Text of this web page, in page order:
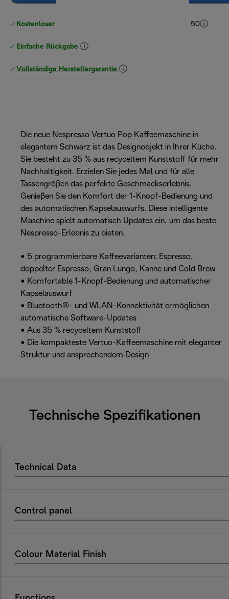
Kostenloser Versand ab einem Einkaufswert von CHF 50
Einfache Rückgabe
Vollständige Herstellergarantie
Die neue Nespresso Vertuo Pop Kaffeemaschine in
elegantem Schwarz ist das Designobjekt in Ihrer Küche.
Sie besteht zu 35 % aus recyceltem Kunststoff für mehr
Nachhaltigkeit. Erzielen Sie jedes Mal und für alle
Tassengrößen das perfekte Geschmackserlebnis.
Genießen Sie den Komfort der 1-Knopf-Bedienung und
des automatischen Kapselauswurfs. Diese intelligente
Maschine spielt automatisch Updates ein, um das beste
Nespresso-Erlebnis zu bieten.
• 5 programmierbare Kaffeevarianten: Espresso,
doppelter Espresso, Gran Lungo, Kanne und Cold Brew
• Komfortable 1-Knopf-Bedienung und automatischer
Kapselauswurf
• Bluetooth®- und WLAN-Konnektivität ermöglichen
automatische Software-Updates
• Aus 35 % recyceltem Kunststoff
• Die kompakteste Vertuo-Kaffeemaschine mit eleganter
Struktur und ansprechendem Design
Technische Spezifikationen
Technical Data
Control panel
Colour Material Finish